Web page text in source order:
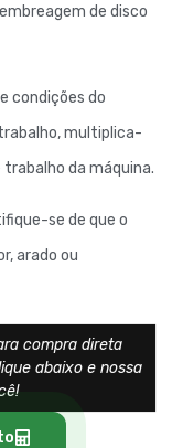
de disco
condições do
multiplica-
da máquina.
se de que o
arado ou
compra direta
abaixo e nossa